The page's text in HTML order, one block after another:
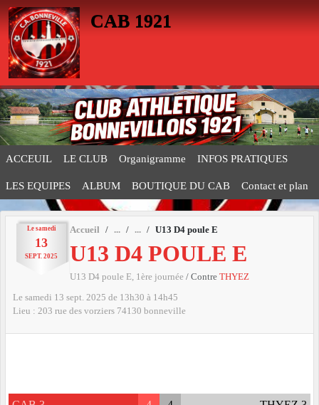
CAB 1921
ACCEUIL LE CLUB Organigramme INFOS PRATIQUES
LES EQUIPES ALBUM BOUTIQUE DU CAB Contact et plan
Le samedi
13
SEPT. 2025
Accueil U13 D4 poule E
U13 D4 POULE E
U13 D4 poule E, 1ère journée / Contre THYEZ
Le samedi 13 sept. 2025 de 13h30 à 14h45
Lieu : 203 rue des vorziers 74130 bonneville
Panneau de gestion des cookies